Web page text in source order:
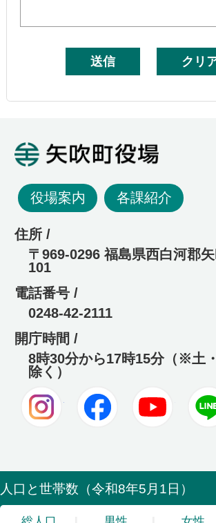
役場案内 各課紹介
住所 /
〒969-0296 福島県西白河郡
101
電話番号 /
0248-42-2111
開庁時間 /
8時30分から17時15分（※土
除く）
Instagram Facebook